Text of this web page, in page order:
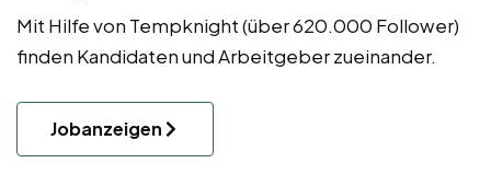
Mit Hilfe von Tempknight (über 620.000 Follower)
finden Kandidaten und Arbeitgeber zueinander.
Jobanzeigen